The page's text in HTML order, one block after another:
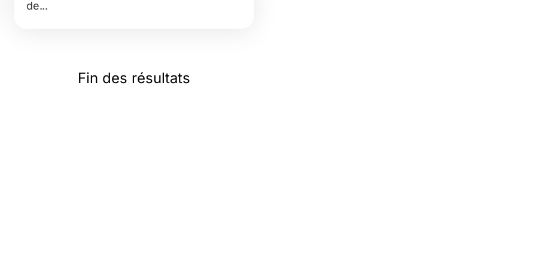
de...
Fin des résultats